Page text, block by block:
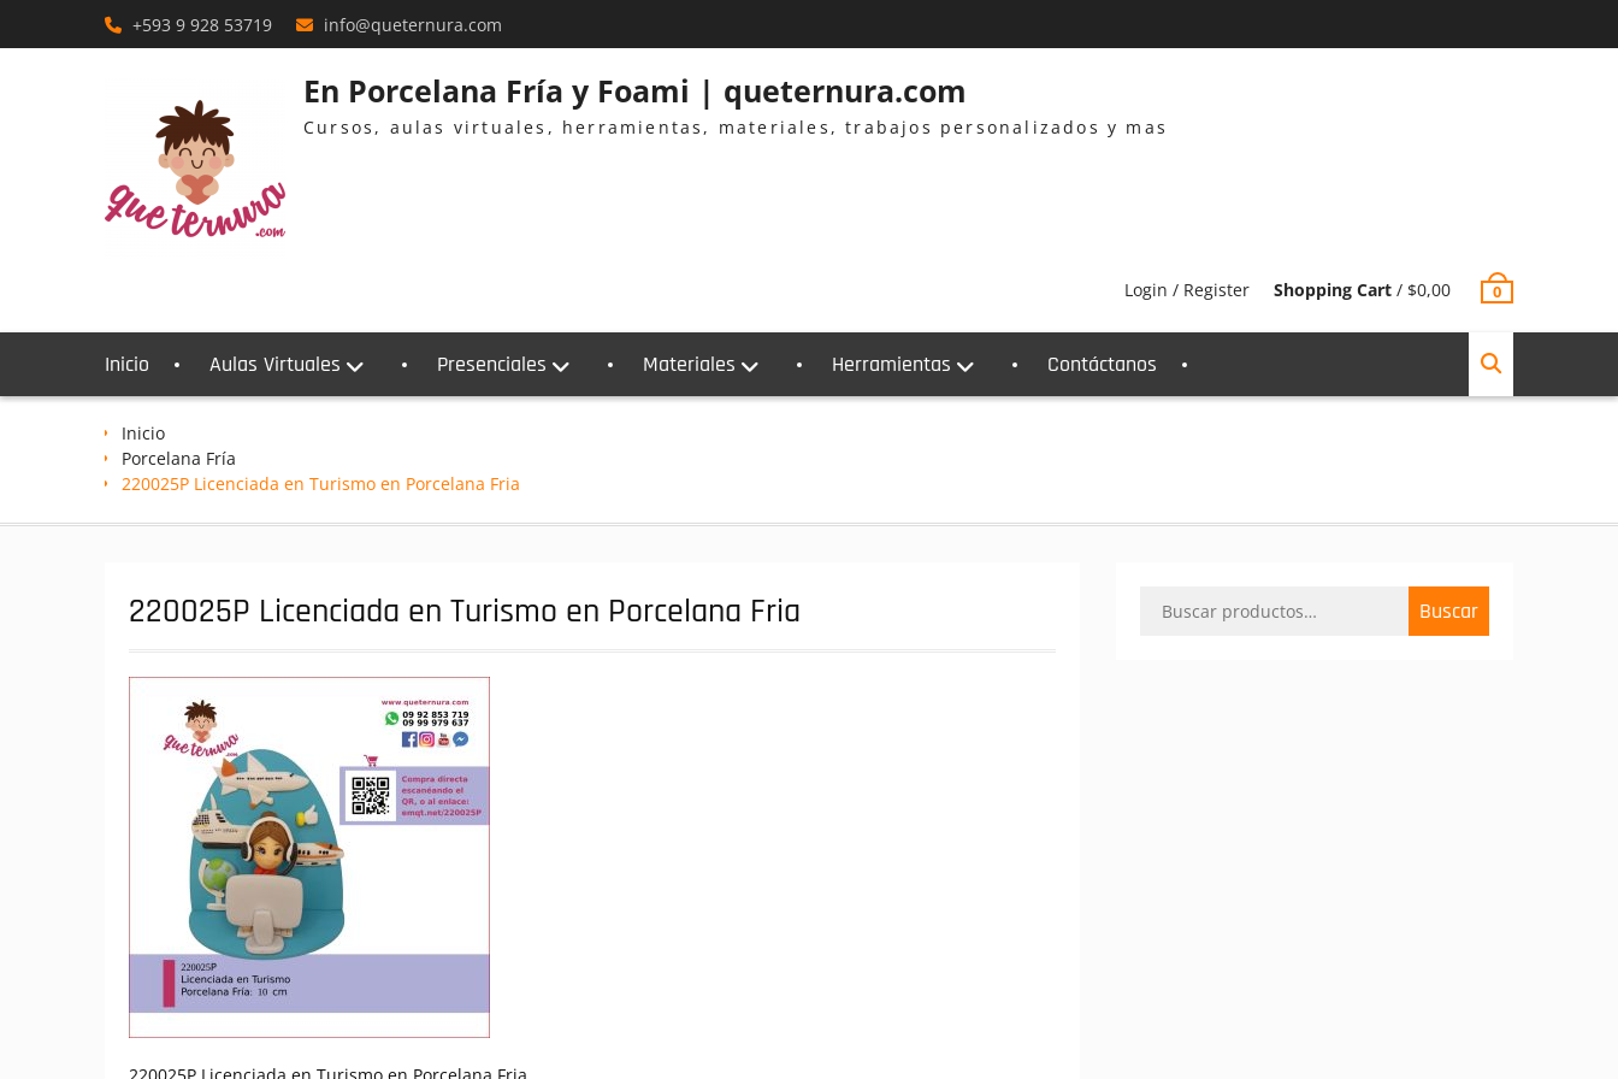
+593 9 928 53719 info@queternura.com
En Porcelana Fría y Foami | queternura.com
Cursos, aulas virtuales, herramientas, materiales, trabajos personalizados y mas
Login / Register Shopping Cart / $0,00 0
Inicio Aulas Virtuales Presenciales Materiales Herramientas Contáctanos
Inicio
Porcelana Fría
220025P Licenciada en Turismo en Porcelana Fria
220025P Licenciada en Turismo en Porcelana Fria
por:
Buscar